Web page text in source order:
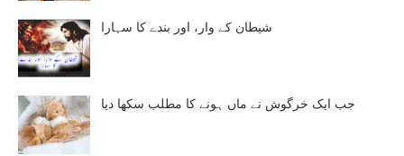
شیطان کے وار، اور بندے کا سہارا
جب ایک خرگوش نے ماں ہونے کا مطلب سکھا دیا